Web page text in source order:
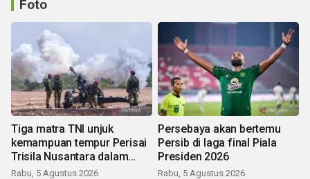
Foto
Tiga matra TNI unjuk
kemampuan tempur Perisai
Trisila Nusantara dalam
latihan di Kepri
Rabu, 5 Agustus 2026
Persebaya akan bertemu
Persib di laga final Piala
Presiden 2026
Rabu, 5 Agustus 2026